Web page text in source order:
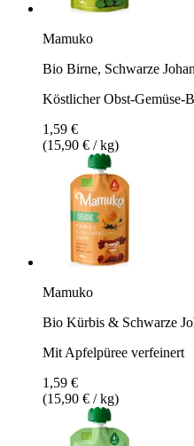
Mamuko
Bio Birne, Schwarze
Köstlicher Obst-Gemüse-
1,59 €
(15,90 € / kg)
Mamuko
Bio Kürbis & Schwarze
Mit Apfelpüree verfeinert
1,59 €
(15,90 € / kg)